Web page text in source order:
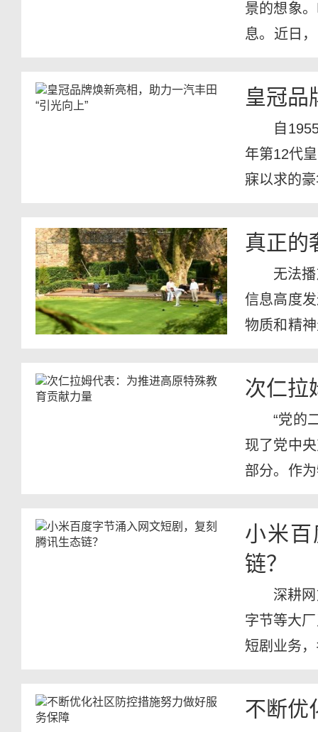
景的想象
息。近日
皇冠品
自
年第12代
寐以求的
真正的
无法
信息高度
物质和精
次仁拉
“党的
现了党中
部分。作
小米
链？
深耕
字节等大
短剧业务
不断优